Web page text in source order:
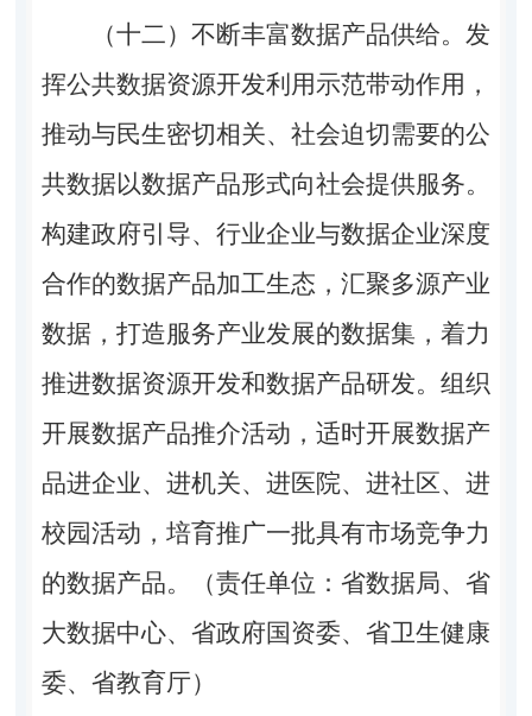
（十二）不断丰富数据产品供给。 发
挥公共数据资源开发利用示范带动作用，
推动与民生密切相关、社会迫切需要的公
共数据以数据产品形式向社会提供服务。
构建政府引导、行业企业与数据企业深度
合作的数据产品加工生态，汇聚多源产业
数据，打造服务产业发展的数据集，着力
推进数据资源开发和数据产品研发。组织
开展数据产品推介活动，适时开展数据产
品进企业、进机关、进医院、进社区、进
校园活动，培育推广一批具有市场竞争力
的数据产品。（责任单位：省数据局、省
大数据中心、省政府国资委、省卫生健康
委、省教育厅）